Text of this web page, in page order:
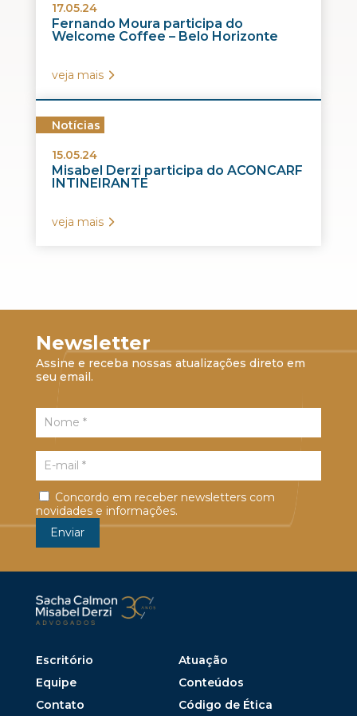
17.05.24
Fernando Moura participa do
Welcome Coffee – Belo Horizonte
veja mais
Notícias
15.05.24
Misabel Derzi participa do ACONCARF
INTINEIRANTE
veja mais
Newsletter
Assine e receba nossas atualizações direto em
seu email.
Concordo em receber newsletters com
novidades e informações.
Escritório
Atuação
Equipe
Conteúdos
Contato
Código de Ética